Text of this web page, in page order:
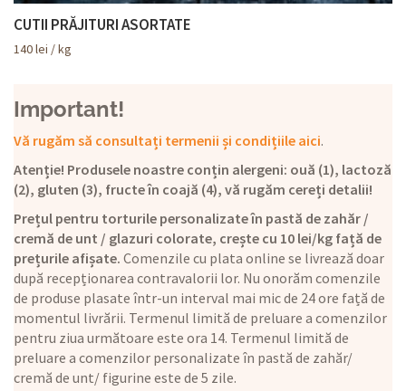
CUTII PRĂJITURI ASORTATE
140lei / kg
Important!
Vă rugăm să consultați termenii și condițiile aici.
Atenție! Produsele noastre conțin alergeni: ouă (1), lactoză
(2), gluten (3), fructe în coajă (4), vă rugăm cereți detalii!
Prețul pentru torturile personalizate în pastă de zahăr /
cremă de unt / glazuri colorate, crește cu 10 lei/kg față de
prețurile afișate. Comenzile cu plata online se livrează doar
după recepționarea contravalorii lor. Nu onorăm comenzile
de produse plasate într-un interval mai mic de 24 ore față de
momentul livrării. Termenul limită de preluare a comenzilor
pentru ziua următoare este ora 14. Termenul limită de
preluare a comenzilor personalizate în pastă de zahăr/
cremă de unt/ figurine este de 5 zile.